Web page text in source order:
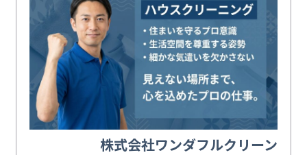
株式会社ワンダフルクリーン